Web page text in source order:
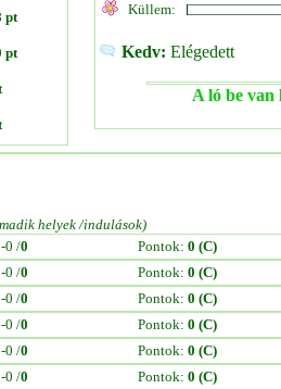
pt
pt
Küllem:
Kedv: Elégedett
A ló be van
helyek /indulások)
0 /0 Pontok: 0 (C)
0 /0 Pontok: 0 (C)
0 /0 Pontok: 0 (C)
0 /0 Pontok: 0 (C)
0 /0 Pontok: 0 (C)
0 /0 Pontok: 0 (C)